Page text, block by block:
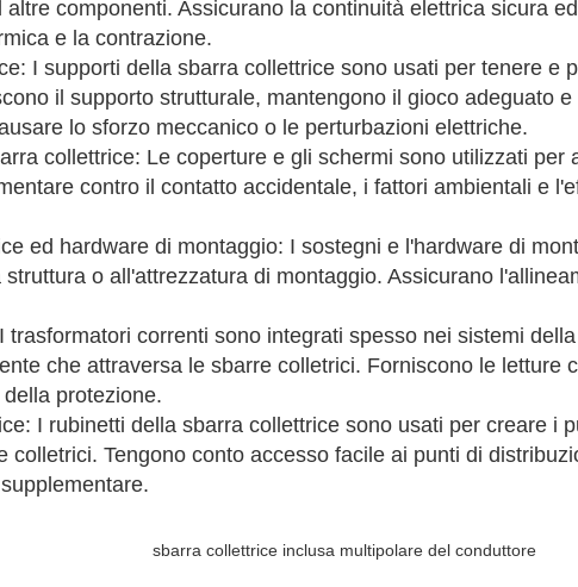
componenti. Assicurano la continuità elettrica sicura
e la contrazione.
I supporti della sbarra collettrice sono usati per tenere e
il supporto strutturale, mantengono il gioco adeguato
lo sforzo meccanico o le perturbazioni elettriche.
collettrice: Le coperture e gli schermi sono utilizzati per
contro il contatto accidentale, i fattori ambientali e
ed hardware di montaggio: I sostegni e l'hardware di
o all'attrezzatura di montaggio. Assicurano
trasformatori correnti sono integrati spesso nei sistemi
che attraversa le sbarre colletrici. Forniscono le letture
protezione.
I rubinetti della sbarra collettrice sono usati per creare i
colletrici. Tengono conto accesso facile ai punti di
sbarra collettrice inclusa multipolare del conduttore